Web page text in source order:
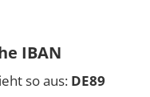
IBAN
so aus: DE89